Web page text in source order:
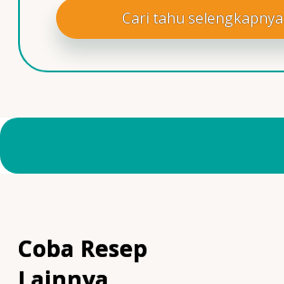
Cari tahu selengkapnya
Coba Resep